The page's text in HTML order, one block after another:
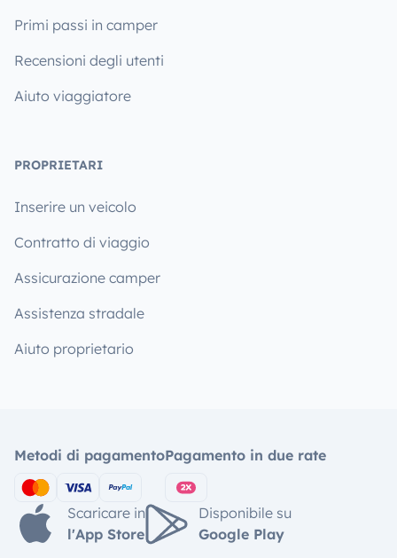
Primi passi in camper
Recensioni degli utenti
Aiuto viaggiatore
PROPRIETARI
Inserire un veicolo
Contratto di viaggio
Assicurazione camper
Assistenza stradale
Aiuto proprietario
Metodi di pagamentoPagamento in due rate
Scaricare in
l'App Store
Disponibile su
Google Play